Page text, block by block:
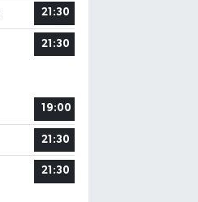
21:30
21:30
19:00
21:30
21:30